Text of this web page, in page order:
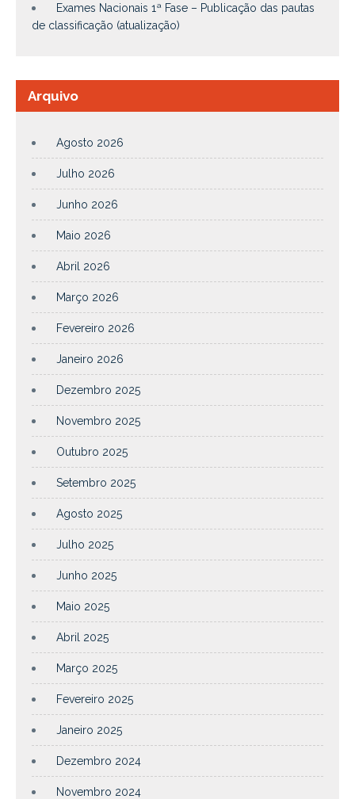
Exames Nacionais 1ª Fase – Publicação das pautas
de classificação (atualização)
Arquivo
Agosto 2026
Julho 2026
Junho 2026
Maio 2026
Abril 2026
Março 2026
Fevereiro 2026
Janeiro 2026
Dezembro 2025
Novembro 2025
Outubro 2025
Setembro 2025
Agosto 2025
Julho 2025
Junho 2025
Maio 2025
Abril 2025
Março 2025
Fevereiro 2025
Janeiro 2025
Dezembro 2024
Novembro 2024